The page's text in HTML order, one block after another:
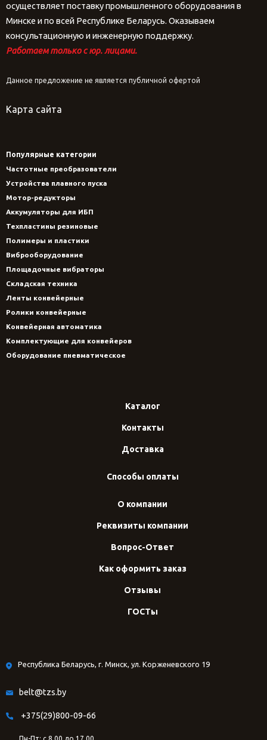
осуществляет поставку промышленного оборудования в
Минске и по всей Республике Беларусь. Оказываем
консультационную и инженерную поддержку.
Работаем только с юр. лицами.
Данное предложение не является публичной офертой
Карта сайта
Популярные категории
Частотные преобразователи
Устройства плавного пуска
Мотор-редукторы
Аккумуляторы для ИБП
Техпластины резиновые
Полимеры и пластики
Виброоборудование
Площадочные вибраторы
Складская техника
Ленты конвейерные
Ролики конвейерные
Конвейерная автоматика
Комплектующие для конвейеров
Оборудование пневматическое
Каталог
Контакты
Доставка
Способы оплаты
О компании
Реквизиты компании
Вопрос-Ответ
Как оформить заказ
Отзывы
ГОСТы
Республика Беларусь, г. Минск, ул. Корженевского 19
belt@tzs.by
+375(29)800-09-66